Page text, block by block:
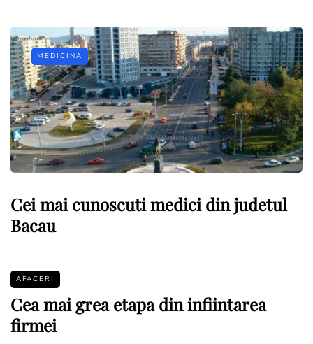
MEDICINA
Cei mai cunoscuti medici din judetul
Bacau
AFACERI
Cea mai grea etapa din infiintarea
firmei